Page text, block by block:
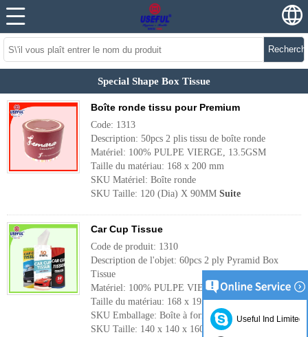
Special Shape Box Tissue
Boîte ronde tissu pour Premium
Code: 1313
Description: 50pcs 2 plis tissu de boîte ronde
Matériel: 100% PULPE VIERGE, 13.5GSM
Taille du matériau: 168 x 200 mm
SKU Matériel: Boîte ronde
SKU Taille: 120 (Dia) X 90MM Suite
Car Cup Tissue
Code de produit: 1310
Description de l'objet: 60pcs 2 ply Pyramid Box
Tissue
Matériel: 100% PULPE VIERGE, 13.5GSM
Taille du matériau: 168 x 195 mm
SKU Emballage: Boîte à forme pyramidale
SKU Taille: 140 x 140 x 160 MMSuite
Useful Ind Limited